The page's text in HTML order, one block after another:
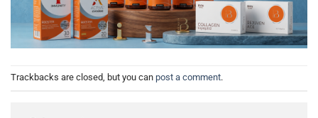
Trackbacks are closed, but you can post a comment.